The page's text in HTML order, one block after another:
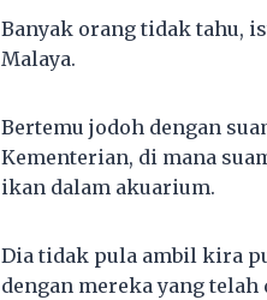
Banyak orang tidak tahu,
Malaya.
Bertemu jodoh dengan
Kementerian, di mana
ikan dalam akuarium.
Dia tidak pula ambil kira
dengan mereka yang